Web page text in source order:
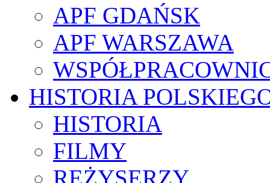
APF GDAŃSK
APF WARSZAWA
HISTORIA
HISTORIA
FILMY
REŻYSERZY